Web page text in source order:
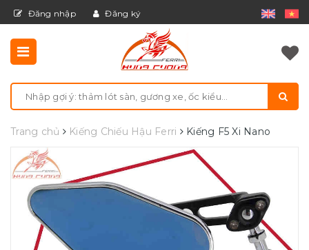
Đăng nhập Đăng ký
Trang chủ Kiếng Chiếu Hậu Ferri Kiếng F5 Xi Nano